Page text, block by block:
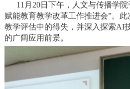
11月20日下午，人文与传播学院
赋能教育教学改革工作推进会”。
教学评估中的得失，并深入探索AI
的广阔应用前景。